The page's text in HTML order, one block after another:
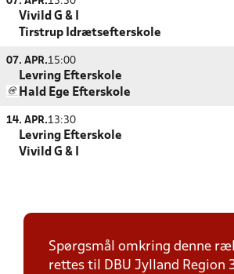
Vivild G & I
Tirstrup Idrætsefterskole
07. APR.15:00
Levring Efterskole
Hald Ege Efterskole
14. APR.13:30
Levring Efterskole
Vivild G & I
Spørgsmål omkring denne
rettes til DBU Jylland Region